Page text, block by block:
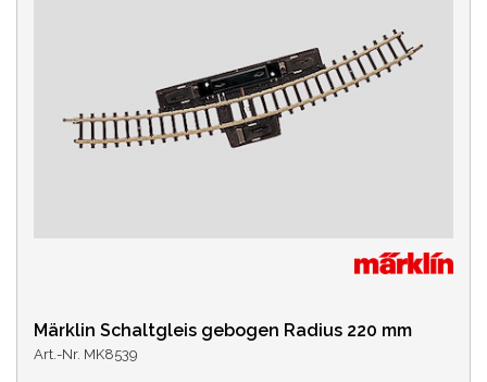
Märklin Schaltgleis gebogen Radius 220 mm
Art.-Nr. MK8539